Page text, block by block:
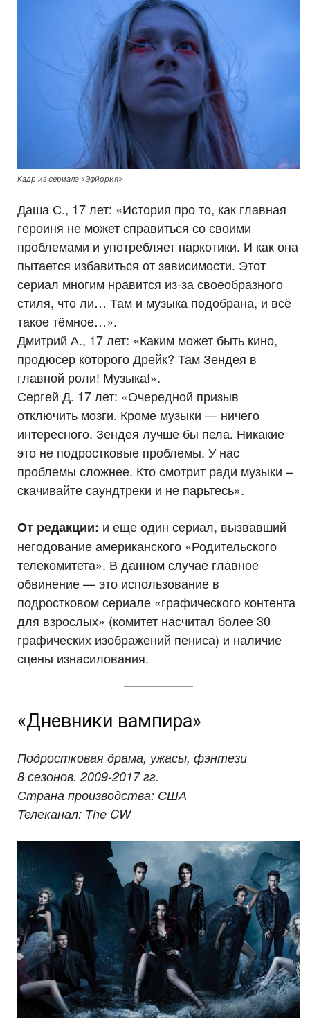
Кадр из сериала «Эфйория»
Даша С., 17 лет: «История про то, как главная
героиня не может справиться со своими
проблемами и употребляет наркотики. И как она
пытается избавиться от зависимости. Этот
сериал многим нравится из-за своеобразного
стиля, что ли… Там и музыка подобрана, и всё
такое тёмное…».
Дмитрий А., 17 лет: «Каким может быть кино,
продюсер которого Дрейк? Там Зендея в
главной роли! Музыка!».
Сергей Д. 17 лет: «Очередной призыв
отключить мозги. Кроме музыки — ничего
интересного. Зендея лучше бы пела. Никакие
это не подростковые проблемы. У нас
проблемы сложнее. Кто смотрит ради музыки –
скачивайте саундтреки и не парьтесь».
От редакции: и еще один сериал, вызвавший
негодование американского «Родительского
телекомитета». В данном случае главное
обвинение — это использование в
подростковом сериале «графического контента
для взрослых» (комитет насчитал более 30
графических изображений пениса) и наличие
сцены изнасилования.
«Дневники вампира»
Подростковая драма, ужасы, фэнтези
8 сезонов. 2009-2017 гг.
Страна производства: США
Телеканал: Тhe CW